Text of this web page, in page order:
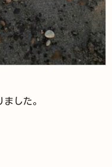
した。